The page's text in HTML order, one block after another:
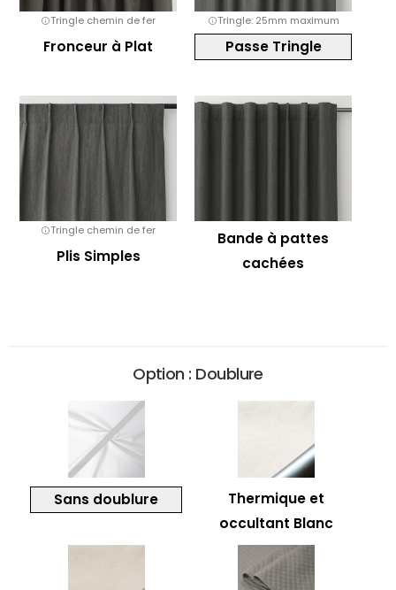
Tringle chemin de fer
Fronceur à Plat
Tringle: 25mm maximum
Passe Tringle
Tringle chemin de fer
Plis Simples
Bande à pattes
cachées
Option : Doublure
Sans doublure
Thermique et
occultant Blanc